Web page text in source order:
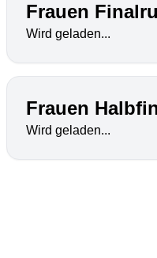
Frauen
Wird geladen...
Frauen
Wird geladen...